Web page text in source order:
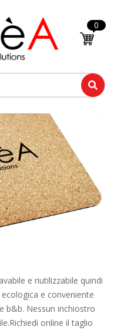
0
e riutilizzabile quindi
e conveniente
b&b. Nessun inchiostro
online il taglio